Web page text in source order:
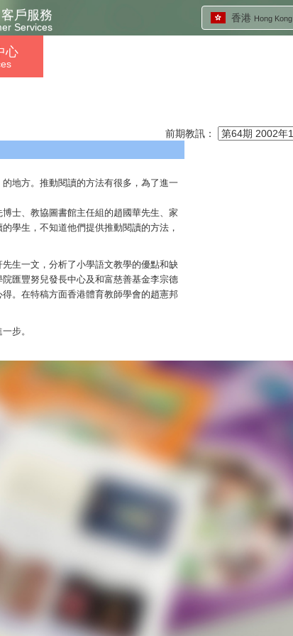
香港 Hong Kong
客戶服務
Services
心
前期教訊：
地方。推動閱讀的方法有很多，為了進一
士、教協圖書館主任組的趙國華先生、家
學生，不知道他們提供推動閱讀的方法，
生一文，分析了小學語文教學的優點和缺
匯豐努兒發長中心及和富慈善基金李宗德
。在特稿方面香港體育教師學會的趙憲邦
步。